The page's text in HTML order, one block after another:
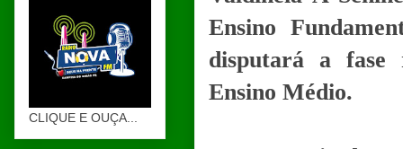
Ensino
disputará a fase
Ensino Médio.
CLIQUE E OUÇA...